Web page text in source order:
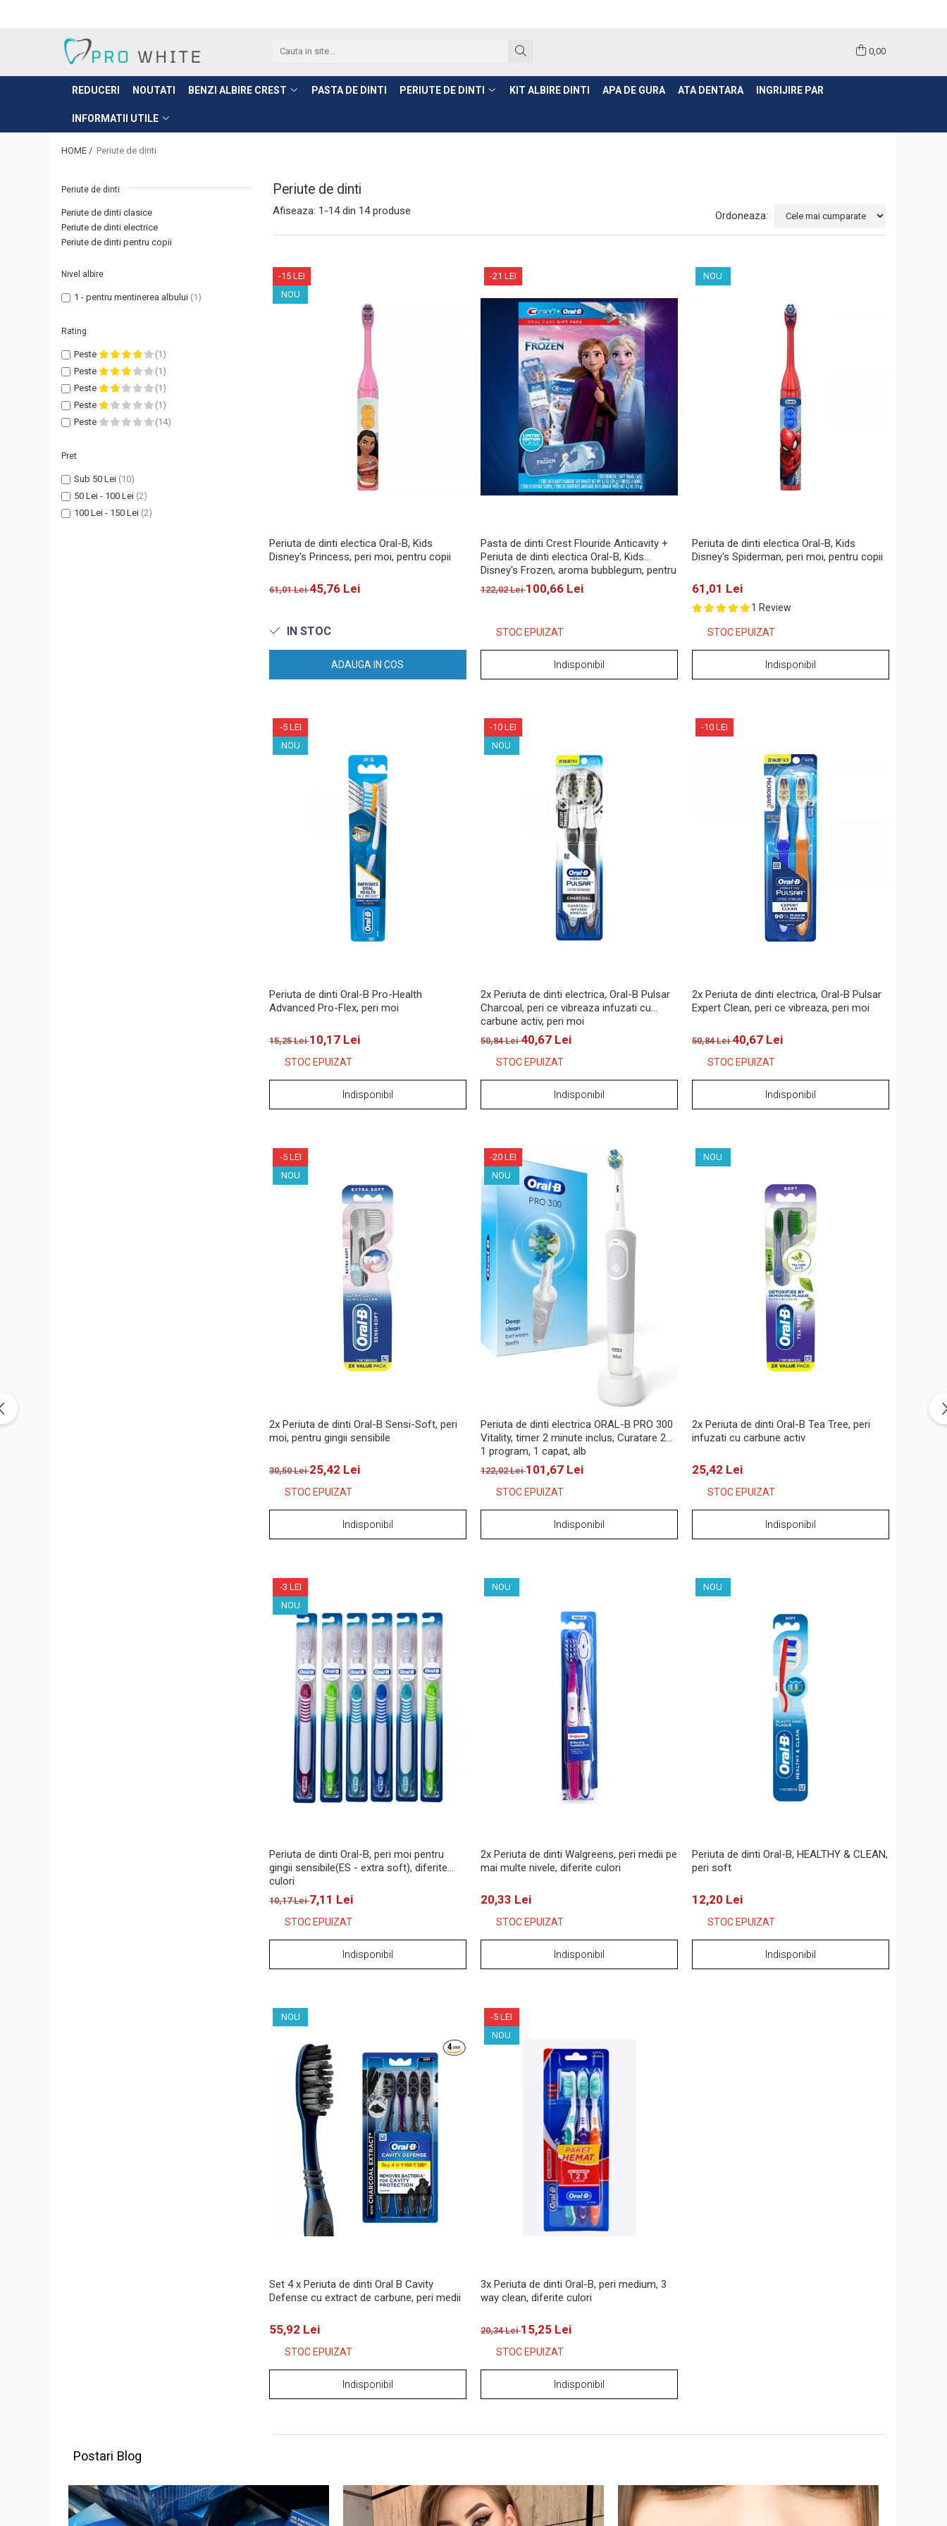
Benzi albire Crest
● Albirea dintilor pentru prima data
● Benzi pentru albire rapida/ocazie
Periute de dinti
● Periute de dinti clasice
● Periute de dinti electrice
Informatii utile
Intrebari Frecvente
Crest original sau fake?
0,00
REDUCERI NOUTATI BENZI ALBIRE CREST PASTA DE DINTI PERIUTE DE DINTI KIT ALBIRE DINTI APA DE GURA ATA DENTARA INGRIJIRE PAR
INFORMATII UTILE
HOME / Periute de dinti
Periute de dinti
Periute de dinti
Periute de dinti clasice
Periute de dinti electrice
Periute de dinti pentru copii
Nivel albire
1 - pentru mentinerea albului (1)
Rating
Peste
(1)
Peste
(1)
Peste
(1)
Peste
(1)
Peste
(14)
Pret
Sub 50 Lei (10)
50 Lei - 100 Lei (2)
100 Lei - 150 Lei (2)
Afiseaza: 1-14din 14 produse Ordoneaza:
-15 LEI
NOU
Periuta de dinti electica Oral-B, Kids
Disney's Princess, peri moi, pentru copii
61,01 Lei45,76 Lei
IN STOC
ADAUGA IN COS
-21 LEI
Pasta de dinti Crest Flouride Anticavity +
Periuta de dinti electica Oral-B, Kids
Disney's Frozen, aroma bubblegum, pentru
copii, 119g
122,02 Lei100,66 Lei
STOC EPUIZAT
Indisponibil
NOU
Periuta de dinti electica Oral-B, Kids
Disney's Spiderman, peri moi, pentru copii
61,01 Lei
1 Review
STOC EPUIZAT
Indisponibil
-5 LEI
NOU
Periuta de dinti Oral-B Pro-Health
Advanced Pro-Flex, peri moi
15,25 Lei10,17 Lei
STOC EPUIZAT
Indisponibil
-10 LEI
NOU
2x Periuta de dinti electrica, Oral-B Pulsar
Charcoal, peri ce vibreaza infuzati cu
carbune activ, peri moi
50,84 Lei40,67 Lei
STOC EPUIZAT
Indisponibil
-10 LEI
2x Periuta de dinti electrica, Oral-B Pulsar
Expert Clean, peri ce vibreaza, peri moi
50,84 Lei40,67 Lei
STOC EPUIZAT
Indisponibil
-5 LEI
NOU
2x Periuta de dinti Oral-B Sensi-Soft, peri
moi, pentru gingii sensibile
30,50 Lei25,42 Lei
STOC EPUIZAT
Indisponibil
-20 LEI
NOU
Periuta de dinti electrica ORAL-B PRO 300
Vitality, timer 2 minute inclus, Curatare 2D,
1 program, 1 capat, alb
122,02 Lei101,67 Lei
STOC EPUIZAT
Indisponibil
NOU
2x Periuta de dinti Oral-B Tea Tree, peri
infuzati cu carbune activ
25,42 Lei
STOC EPUIZAT
Indisponibil
-3 LEI
NOU
Periuta de dinti Oral-B, peri moi pentru
gingii sensibile(ES - extra soft), diferite
culori
10,17 Lei7,11 Lei
STOC EPUIZAT
Indisponibil
NOU
2x Periuta de dinti Walgreens, peri medii pe
mai multe nivele, diferite culori
20,33 Lei
STOC EPUIZAT
Indisponibil
NOU
Periuta de dinti Oral-B, HEALTHY & CLEAN,
peri soft
12,20 Lei
STOC EPUIZAT
Indisponibil
NOU
Set 4 x Periuta de dinti Oral B Cavity
Defense cu extract de carbune, peri medii
55,92 Lei
STOC EPUIZAT
Indisponibil
-5 LEI
NOU
3x Periuta de dinti Oral-B, peri medium, 3
way clean, diferite culori
20,34 Lei15,25 Lei
STOC EPUIZAT
Indisponibil
Postari Blog